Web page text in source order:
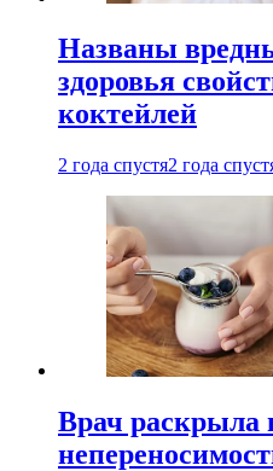
Названы
здоровья
коктейлей
2 года спустя2 года
Врач раскрыла